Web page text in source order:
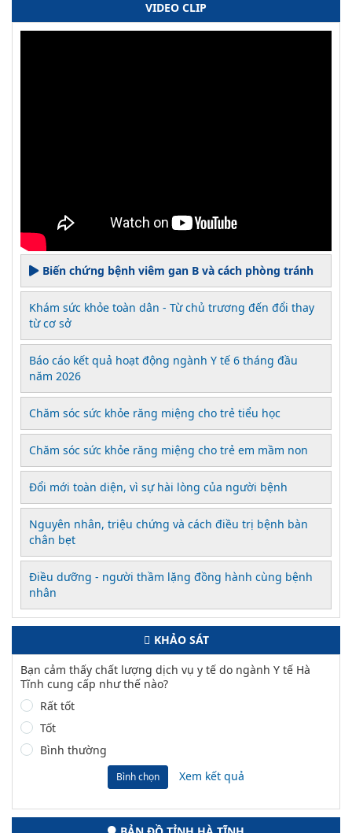
VIDEO CLIP
Biến chứng bệnh viêm gan B và cách phòng tránh
Khám sức khỏe toàn dân - Từ chủ trương đến đổi thay
từ cơ sở
Báo cáo kết quả hoạt động ngành Y tế 6 tháng đầu
năm 2026
Chăm sóc sức khỏe răng miệng cho trẻ tiểu học
Chăm sóc sức khỏe răng miệng cho trẻ em mầm non
Đổi mới toàn diện, vì sự hài lòng của người bệnh
Nguyên nhân, triệu chứng và cách điều trị bệnh bàn
chân bẹt
Điều dưỡng - người thầm lặng đồng hành cùng bệnh
nhân
KHẢO SÁT
Bạn cảm thấy chất lượng dịch vụ y tế do ngành Y tế Hà
Tĩnh cung cấp như thế nào?
Rất tốt
Tốt
Bình thường
Bình chọn Xem kết quả